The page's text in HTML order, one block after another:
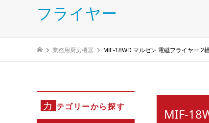
フライヤー
業務用厨房機器 MIF-18WD マルゼン 電磁フライヤー 2
カ テゴリーから探す MIF-